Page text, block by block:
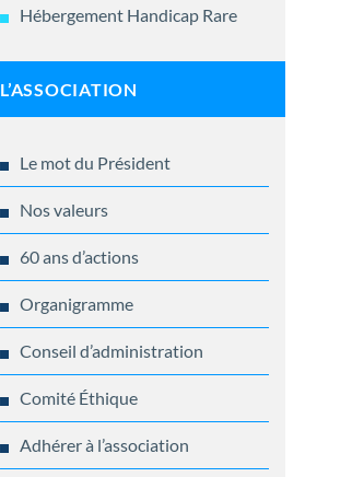
Hébergement Handicap Rare
L’ASSOCIATION
Le mot du Président
Nos valeurs
60 ans d’actions
Organigramme
Conseil d’administration
Comité Éthique
Adhérer à l’association